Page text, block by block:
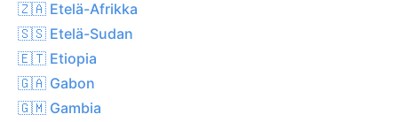
🇿🇦 Etelä-Afrikka
🇸🇸 Etelä-Sudan
🇪🇹 Etiopia
🇬🇦 Gabon
🇬🇲 Gambia